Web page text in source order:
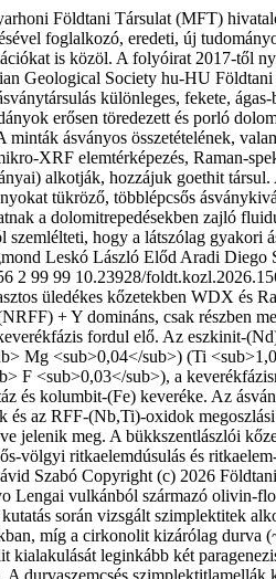
Földtani Társulat (MFT)
foglalkozó, eredeti, új
is közöl. A folyóirat 2017-től
Geological Society hu-HU
különleges, fekete,
erősen töredezett és porló
ásványos összetételének,
XRF elem­tér­ké­pezés, Raman-
alkotják, hozzájuk goethit
tükröző, többlépcsős
a dolomitrepedésekben zajló
hogy a látszólag
Leskó László Előd Aradi Diego
2 99 99 10.23928/
üledékes kőzetekben WDX és
+ Y domináns, csak részben
fordul elő. Az eszkinit-
Mg <sub>0,04</sub>) (Ti
<sub>0,03</sub>), a
és kolumbit-(Fe) keveréke. Az
az RFF-(Nb,Ti)-oxidok
meg. A bükkszentlászlói
völgyi ritkaelemdúsulás és
Szabó Copyright (c) 2026
Lengai vulkánból származó olivin-
során vizsgált szimplektitek
míg a cirkonolit kizárólag
leginkább két
durvaszemcsés